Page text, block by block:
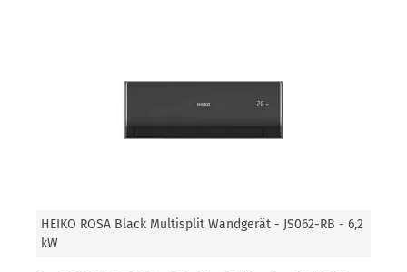
HEIKO ROSA Black Multisplit Wandgerät - JS062-RB - 6,2
kW